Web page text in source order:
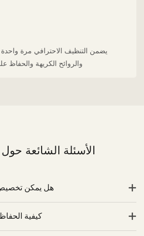
يضمن التنظيف الاحترافي مرة واحدة
والروائح الكريهة والحفاظ
هل يمكن تخصيص
كيفية